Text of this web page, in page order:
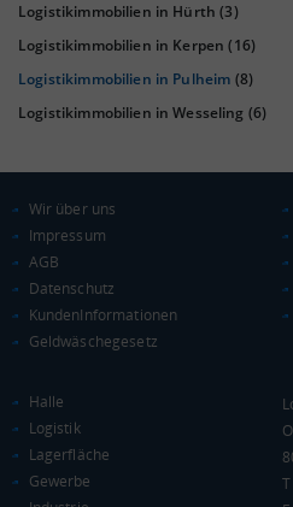
Euro pro Kopf
Kaufkraftindex
(Landkreis / Kreisfreie Stadt)
KAUFKRAFT - EURO PRO
0 €
WIRTSCHAFTSKRAFT (STAND:
Logistikimmobilien in Hürth (3)
Logistikimmobilien in Kerpen (16)
Logistikimmobilien in Pulheim (8)
Logistikimmobilien in Wesseling (6)
Wir über uns
Impressum
AGB
Datenschutz
KundenInformationen
Geldwäschegesetz
Halle
Logistik
Lagerfläche
Gewerbe